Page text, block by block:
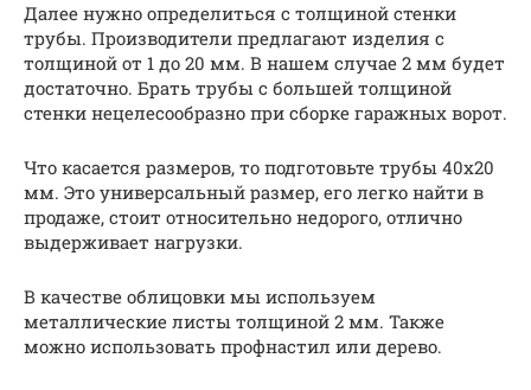
Далее нужно определиться с толщиной стенки
трубы. Производители предлагают изделия с
толщиной от 1 до 20 мм. В нашем случае 2 мм будет
достаточно. Брать трубы с большей толщиной
стенки нецелесообразно при сборке гаражных ворот.
Что касается размеров, то подготовьте трубы 40х20
мм. Это универсальный размер, его легко найти в
продаже, стоит относительно недорого, отлично
выдерживает нагрузки.
В качестве облицовки мы используем
металлические листы толщиной 2 мм. Также
можно использовать профнастил или дерево.